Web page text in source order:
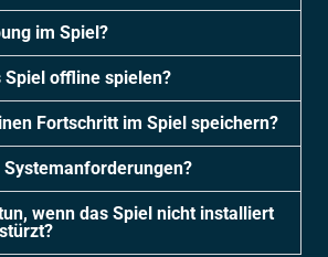
im Spiel?
Spiel offline spielen?
Fortschritt im Spiel speichern?
Systemanforderungen?
wenn das Spiel nicht installiert